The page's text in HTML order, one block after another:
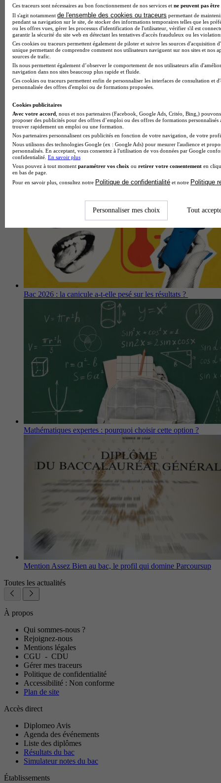
Bac pro 2026 : la carte des académies où l'on réussit le
mieux
Bac général et techno 2026 : les académies où l'on réussit le
mieux
Bac 2026 : la canicule a-t-elle pesé sur les résultats ?
Mathématiques expertes : pourquoi choisir cette option ?
Mention Assez Bien au bac, le profil qui domine Parcoursup
Toutes les actualités
À propos
Qui sommes-nous ?
Rejoignez-nous
Mentions légales
CGU - CDU
Gérer mes traceurs
Politique de confidentialité
Accessibilité : Non conforme
Plan de site
Accès direct
Diplomeo Avis
Agenda des événements
Liste des diplômes
Résultats du bac
Simulateur notes du bac
Établissements
Ces traceurs sont nécessaires au bon fonctionnement de nos services et ne peuvent pas être
Il s'agit notamment de l'ensemble des cookies ou traceurs permettant de
pendant sa navigation sur le site, de stocker des informations temporaires telles que les
ou les offres vues, gérer les processus d'identification de l'utilisateur, vérifier s'il est
garantir la sécurité du site web en détectant les tentatives d'accès frauduleux ou les
Ces cookies ou traceurs permettent également de piloter et suivre les sources d'acquisition
unique permettant de comprendre comment nos utilisateurs naviguent sur nos sites et nos
sources de trafic.
Ils nous permettent également d’observer le comportement de nos utilisateurs afin
navigation dans nos sites beaucoup plus rapide et fluide.
Ces cookies ou traceurs permettent enfin de personnaliser les interfaces de consultation et
personnalisée des offres d'emploi ou de formations proposées.
Cookies publicitaires
Avec votre accord , nous et nos partenaires (Facebook, Google Ads, Critéo, Bing,)
proposer des publicités pour des offres d’emploi ou des offres de formations
trouver rapidement un emploi ou une formation.
Nos partenaires personnalisent ces publicités en fonction de votre navigation, de votre
Nous utilisons des technologies Google (ex : Google Ads) pour mesurer l'audience et
personnalisés. En acceptant, vous consentez à l'utilisation de vos données par Google
confidentialité. En savoir plus
Vous pouvez à tout moment paramétrer vos choix ou retirer votre consentement en
en bas de page.
Pour en savoir plus, consultez notre Politique de confidentialité et notre Politique
Personnaliser mes choix Tout